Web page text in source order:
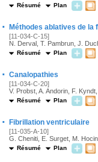
Résumé Plan
· Méthodes ablatives de la
[11-034-C-15]
N. Derval, T. Pambrun, J.
Résumé Plan
· Canalopathies
[11-034-C-20]
V. Probst, A. Andorin, F.
Résumé Plan
· Fibrillation ventriculaire
[11-035-A-10]
G. Cheniti, E. Surget, M.
Résumé Plan